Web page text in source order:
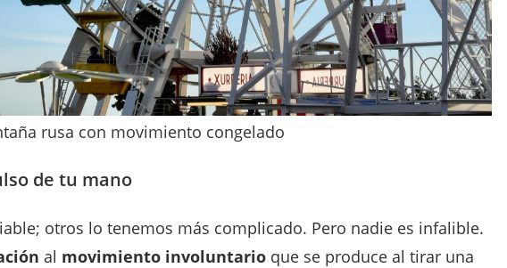
de tu mano
otros lo tenemos más complicado. Pero nadie es infalible.
al movimiento involuntario que se produce al tirar una